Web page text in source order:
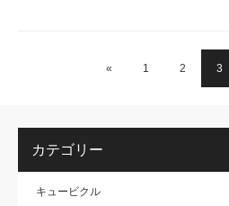
« 1 2 3
カテゴリー
キュービクル